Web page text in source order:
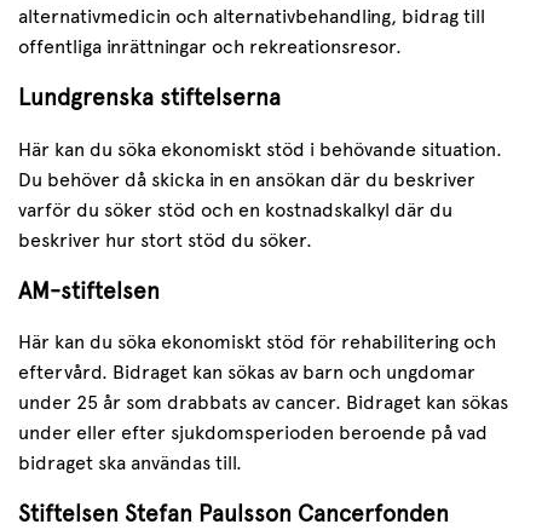
alternativmedicin och alternativbehandling, bidrag till
offentliga inrättningar och rekreationsresor.
Lundgrenska stiftelserna
Här kan du söka ekonomiskt stöd i behövande situation.
Du behöver då skicka in en ansökan där du beskriver
varför du söker stöd och en kostnadskalkyl där du
beskriver hur stort stöd du söker.
AM-stiftelsen
Här kan du söka ekonomiskt stöd för rehabilitering och
eftervård. Bidraget kan sökas av barn och ungdomar
under 25 år som drabbats av cancer. Bidraget kan sökas
under eller efter sjukdomsperioden beroende på vad
bidraget ska användas till.
Stiftelsen Stefan Paulsson Cancerfonden